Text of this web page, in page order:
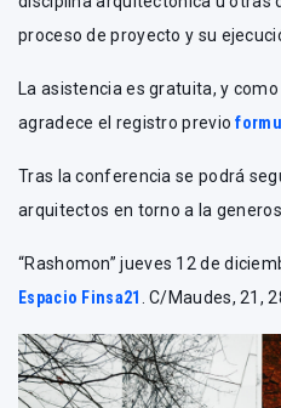
proceso de proyecto y su
La asistencia es gratuita, y
agradece el registro previo
Tras la conferencia se podrá
arquitectos en torno a la
“Rashomon” jueves 12 de
Espacio Finsa21 . C/Maudes, 21,